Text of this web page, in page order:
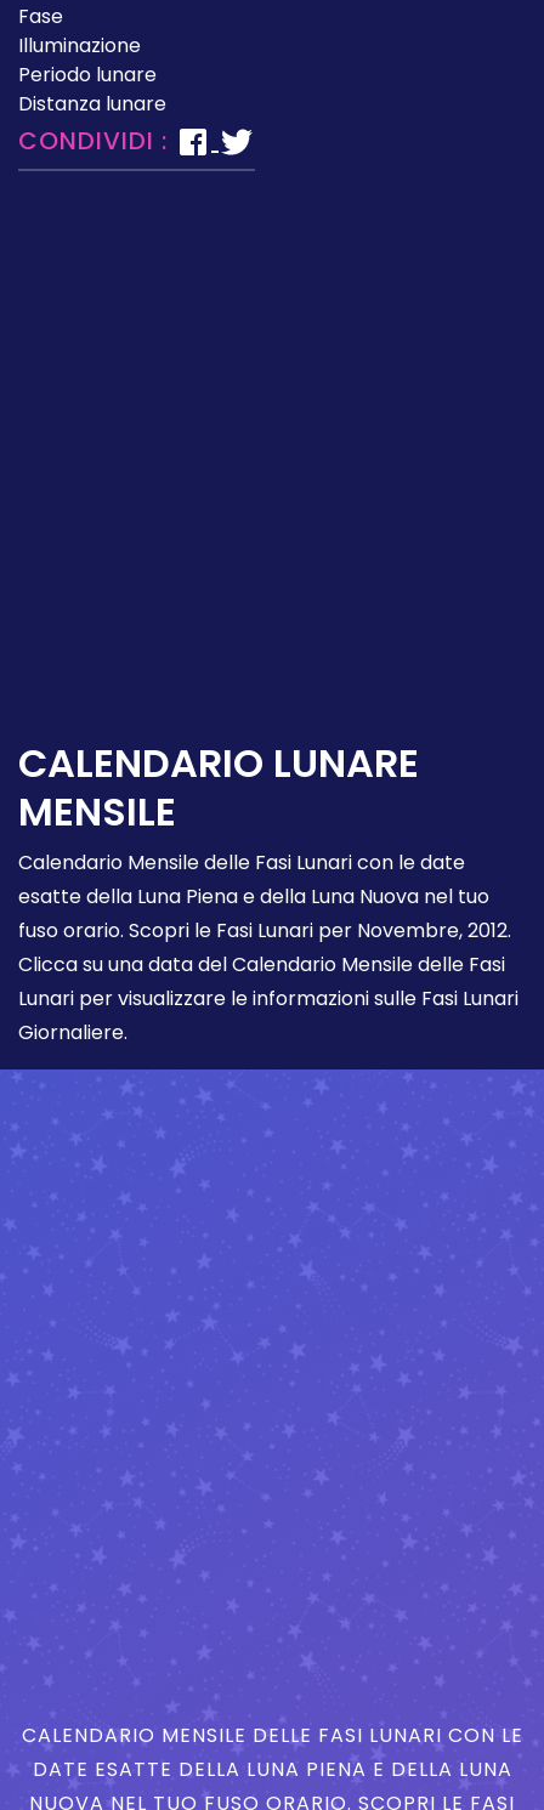
Fase
Illuminazione
Periodo lunare
Distanza lunare
CONDIVIDI :
CALENDARIO LUNARE
MENSILE
Calendario Mensile delle Fasi Lunari con le date
esatte della Luna Piena e della Luna Nuova nel tuo
fuso orario. Scopri le Fasi Lunari per Novembre, 2012.
Clicca su una data del Calendario Mensile delle Fasi
Lunari per visualizzare le informazioni sulle Fasi Lunari
Giornaliere.
CALENDARIO MENSILE DELLE FASI LUNARI CON LE
DATE ESATTE DELLA LUNA PIENA E DELLA LUNA
NUOVA NEL TUO FUSO ORARIO. SCOPRI LE FASI